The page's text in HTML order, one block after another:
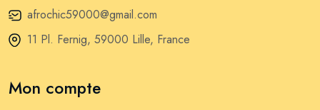
afrochic59000@gmail.com
11 Pl. Fernig, 59000 Lille, France
Mon compte